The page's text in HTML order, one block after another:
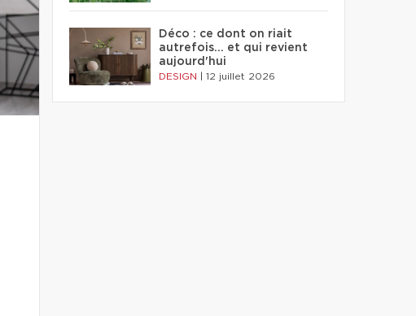
Déco : ce dont on riait
autrefois... et qui revient
aujourd'hui
DESIGN 12 juillet 2026